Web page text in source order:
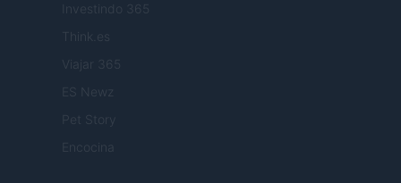
Investindo 365
Think.es
Viajar 365
ES Newz
Pet Story
Encocina